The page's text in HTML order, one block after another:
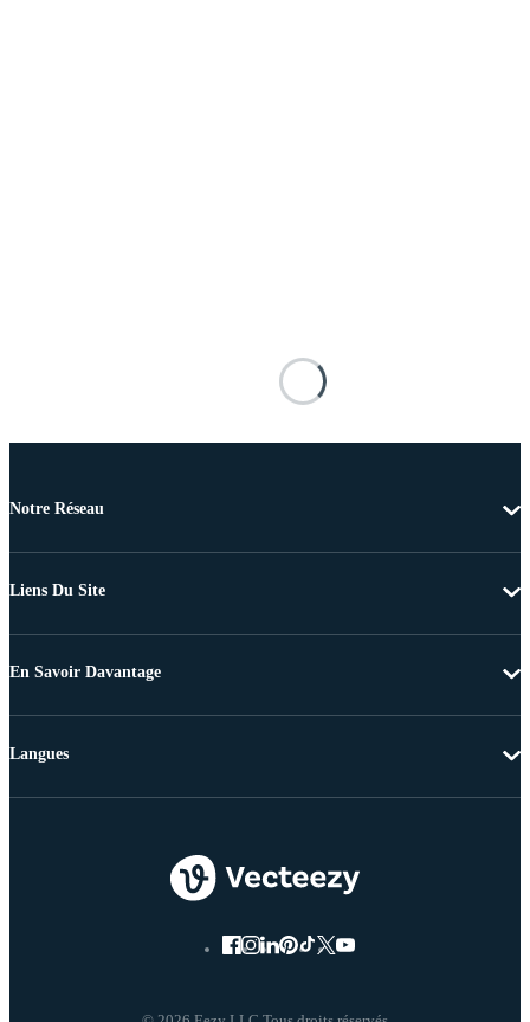
Notre Réseau
Liens Du Site
En Savoir Davantage
Langues